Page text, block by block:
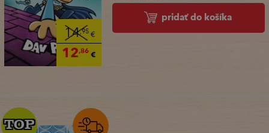
14,95€
12,86€
pridať do košíka
TOP
TOP